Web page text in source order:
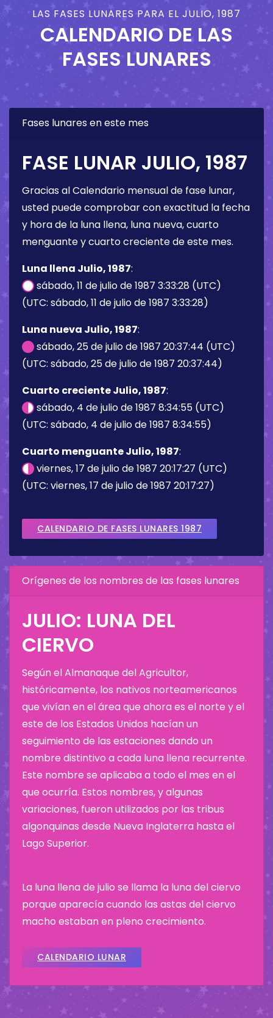
LAS FASES LUNARES PARA EL JULIO, 1987
CALENDARIO DE LAS
FASES LUNARES
Fases lunares en este mes
FASE LUNAR JULIO, 1987
Gracias al Calendario mensual de fase lunar,
usted puede comprobar con exactitud la fecha
y hora de la luna llena, luna nueva, cuarto
menguante y cuarto creciente de este mes.
Luna llena Julio, 1987:
sábado, 11 de julio de 1987 3:33:28 (UTC)
(UTC: sábado, 11 de julio de 1987 3:33:28)
Luna nueva Julio, 1987:
sábado, 25 de julio de 1987 20:37:44 (UTC)
(UTC: sábado, 25 de julio de 1987 20:37:44)
Cuarto creciente Julio, 1987:
sábado, 4 de julio de 1987 8:34:55 (UTC)
(UTC: sábado, 4 de julio de 1987 8:34:55)
Cuarto menguante Julio, 1987:
viernes, 17 de julio de 1987 20:17:27 (UTC)
(UTC: viernes, 17 de julio de 1987 20:17:27)
CALENDARIO DE FASES LUNARES 1987
Orígenes de los nombres de las fases lunares
JULIO: LUNA DEL
CIERVO
Según el Almanaque del Agricultor,
históricamente, los nativos norteamericanos
que vivían en el área que ahora es el norte y el
este de los Estados Unidos hacían un
seguimiento de las estaciones dando un
nombre distintivo a cada luna llena recurrente.
Este nombre se aplicaba a todo el mes en el
que ocurría. Estos nombres, y algunas
variaciones, fueron utilizados por las tribus
algonquinas desde Nueva Inglaterra hasta el
Lago Superior.
La luna llena de julio se llama la luna del ciervo
porque aparecía cuando las astas del ciervo
macho estaban en pleno crecimiento.
CALENDARIO LUNAR